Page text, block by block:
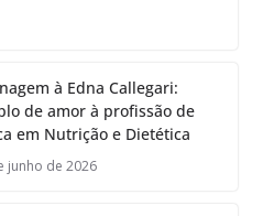
à Edna Callegari:
de amor à profissão de
em Nutrição e Dietética
junho de 2026